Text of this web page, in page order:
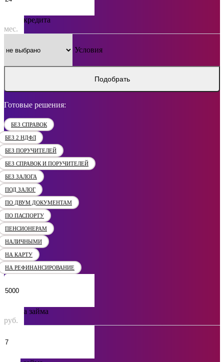
Срок кредита
мес.
Условия
Подобрать
Готовые решения:
БЕЗ СПРАВОК
БЕЗ 2 НДФЛ
БЕЗ ПОРУЧИТЕЛЕЙ
БЕЗ СПРАВОК И ПОРУЧИТЕЛЕЙ
БЕЗ ЗАЛОГА
ПОД ЗАЛОГ
ПО ДВУМ ДОКУМЕНТАМ
ПО ПАСПОРТУ
ПЕНСИОНЕРАМ
НАЛИЧНЫМИ
НА КАРТУ
НА РЕФИНАНСИРОВАНИЕ
Сумма займа
руб.